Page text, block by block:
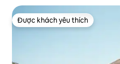
Được khách yêu thích
Được khách yêu thích